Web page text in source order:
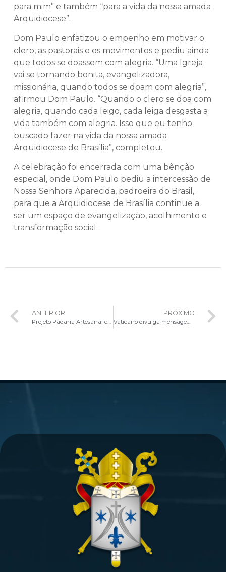
para mim” e também “para a vida da nossa amada
Arquidiocese”.
Dom Paulo enfatizou o empenho em motivar o
clero, as pastorais e os movimentos e pediu ainda
que todos se doassem com alegria. “Uma Igreja
vai se tornando bonita, evangelizadora,
missionária, quando todos se doam com alegria”,
afirmou Dom Paulo. “Quando o clero se doa com
alegria, quando cada leigo, cada leiga desgasta a
vida também com alegria. Isso que eu tenho
buscado fazer na vida da nossa amada
Arquidiocese de Brasília”, completou.
A celebração foi encerrada com uma bênção
especial, onde Dom Paulo pediu a intercessão de
Nossa Senhora Aparecida, padroeira do Brasil,
para que a Arquidiocese de Brasília continue a
ser um espaço de evangelização, acolhimento e
transformação social.
ANTERIOR
Projeto Padaria Artesanal comemora um ano de transformação social no Distrito Federal
PRÓXIMO
Vaticano divulga mensagem do Papa Francisco para o Dia Mundial da Paz 2025